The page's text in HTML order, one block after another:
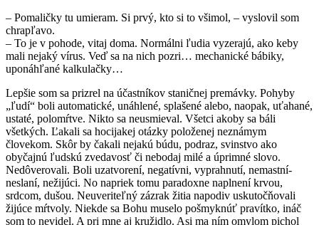
– Pomaličky tu umieram. Si prvý, kto si to všimol, – vyslovil som
chrapľavo.
– To je v pohode, vitaj doma. Normálni ľudia vyzerajú, ako keby
mali nejaký vírus. Veď sa na nich pozri… mechanické bábiky,
uponáhľané kalkulačky…
Lepšie som sa prizrel na účastníkov staničnej premávky. Pohyby
„ľudí“ boli automatické, unáhlené, splašené alebo, naopak, uťahané,
ustaté, polomŕtve. Nikto sa neusmieval. Všetci akoby sa báli
všetkých. Ľakali sa hocijakej otázky položenej neznámym
človekom. Skôr by čakali nejakú búdu, podraz, svinstvo ako
obyčajnú ľudskú zvedavosť či nebodaj milé a úprimné slovo.
Nedôverovali. Boli uzatvorení, negatívni, vyprahnutí, nemastní-
neslaní, nežijúci. No napriek tomu paradoxne naplnení krvou,
srdcom, dušou. Neuveriteľný zázrak žitia napodiv uskutočňovali
žijúce mŕtvoly. Niekde sa Bohu muselo pošmyknúť pravítko, ináč
som to nevidel. A pri mne aj kružidlo. Asi ma ním omylom pichol